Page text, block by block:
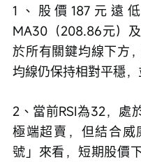
1、股價187元遠
MA30（208.86元）
於所有關鍵均線下方
均線仍保持相對平穩
2、當前RSI為32，處
極端超賣，但結合
號」來看，短期股價